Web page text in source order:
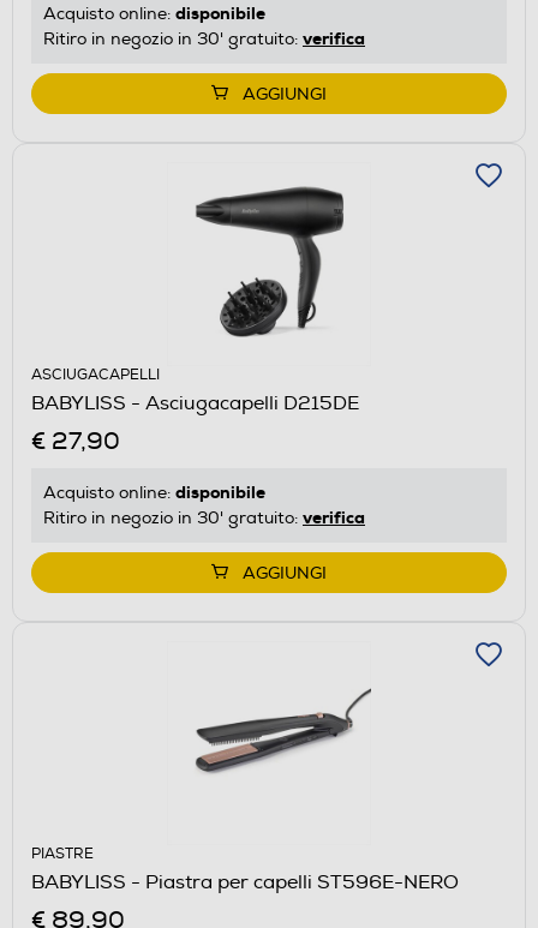
Acquisto online: disponibile
Ritiro in negozio in 30' gratuito: verifica
AGGIUNGI
ASCIUGACAPELLI
BABYLISS - Asciugacapelli D215DE
€ 27,90
Acquisto online: disponibile
Ritiro in negozio in 30' gratuito: verifica
AGGIUNGI
PIASTRE
BABYLISS - Piastra per capelli ST596E-NERO
€ 89,90